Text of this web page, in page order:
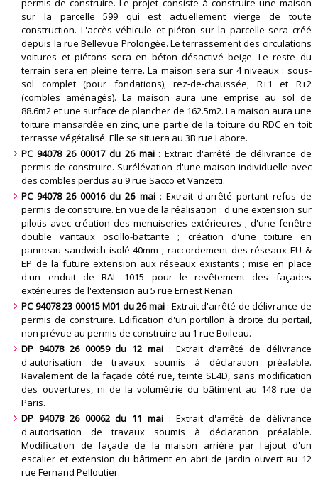
permis de construire. Le projet consiste à construire une maison
sur la parcelle 599 qui est actuellement vierge de toute
construction. L'accès véhicule et piéton sur la parcelle sera créé
depuis la rue Bellevue Prolongée. Le terrassement des circulations
voitures et piétons sera en béton désactivé beige. Le reste du
terrain sera en pleine terre. La maison sera sur 4 niveaux : sous-
sol complet (pour fondations), rez-de-chaussée, R+1 et R+2
(combles aménagés). La maison aura une emprise au sol de
88.6m2 et une surface de plancher de 162.5m2. La maison aura une
toiture mansardée en zinc, une partie de la toiture du RDC en toit
terrasse végétalisé. Elle se situera au 3B rue Labore.
PC 94078 26 00017 du 26 mai : Extrait d'arrêté de délivrance de
permis de construire. Surélévation d'une maison individuelle avec
des combles perdus au 9 rue Sacco et Vanzetti.
PC 94078 26 00016 du 26 mai : Extrait d'arrêté portant refus de
permis de construire. En vue de la réalisation : d'une extension sur
pilotis avec création des menuiseries extérieures ; d'une fenêtre
double vantaux oscillo-battante ; création d'une toiture en
panneau sandwich isolé 40mm ; raccordement des réseaux EU &
EP de la future extension aux réseaux existants ; mise en place
d'un enduit de RAL 1015 pour le revêtement des façades
extérieures de l'extension au 5 rue Ernest Renan.
PC 94078 23 00015 M01 du 26 mai : Extrait d'arrêté de délivrance de
permis de construire. Edification d'un portillon à droite du portail,
non prévue au permis de construire au 1 rue Boileau.
DP 94078 26 00059 du 12 mai : Extrait d'arrêté de délivrance
d'autorisation de travaux soumis à déclaration préalable.
Ravalement de la façade côté rue, teinte SE4D, sans modification
des ouvertures, ni de la volumétrie du bâtiment au 148 rue de
Paris.
DP 94078 26 00062 du 11 mai : Extrait d'arrêté de délivrance
d'autorisation de travaux soumis à déclaration préalable.
Modification de façade de la maison arrière par l'ajout d'un
escalier et extension du bâtiment en abri de jardin ouvert au 12
rue Fernand Pelloutier.